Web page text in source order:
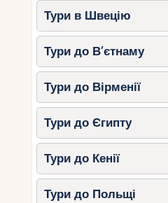
Тури в Швецію
Тури до В’єтнаму
Тури до Вірменії
Тури до Єгипту
Тури до Кенії
Тури до Польщі